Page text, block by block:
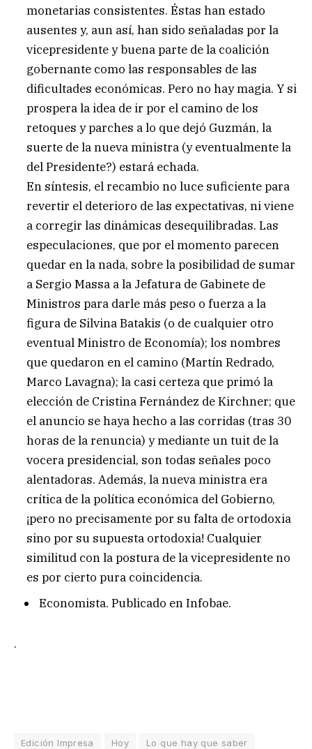
monetarias consistentes. Éstas han estado
ausentes y, aun así, han sido señaladas por la
vicepresidente y buena parte de la coalición
gobernante como las responsables de las
dificultades económicas. Pero no hay magia. Y si
prospera la idea de ir por el camino de los
retoques y parches a lo que dejó Guzmán, la
suerte de la nueva ministra (y eventualmente la
del Presidente?) estará echada.
En síntesis, el recambio no luce suficiente para
revertir el deterioro de las expectativas, ni viene
a corregir las dinámicas desequilibradas. Las
especulaciones, que por el momento parecen
quedar en la nada, sobre la posibilidad de sumar
a Sergio Massa a la Jefatura de Gabinete de
Ministros para darle más peso o fuerza a la
figura de Silvina Batakis (o de cualquier otro
eventual Ministro de Economía); los nombres
que quedaron en el camino (Martín Redrado,
Marco Lavagna); la casi certeza que primó la
elección de Cristina Fernández de Kirchner; que
el anuncio se haya hecho a las corridas (tras 30
horas de la renuncia) y mediante un tuit de la
vocera presidencial, son todas señales poco
alentadoras. Además, la nueva ministra era
crítica de la política económica del Gobierno,
¡pero no precisamente por su falta de ortodoxia
sino por su supuesta ortodoxia! Cualquier
similitud con la postura de la vicepresidente no
es por cierto pura coincidencia.
Economista. Publicado en Infobae.
.
Edición Impresa Hoy Lo que hay que saber